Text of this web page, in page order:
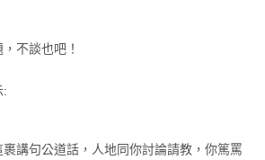
不談也吧！
:
講句公道話，人地同你討論請教，你篤罵